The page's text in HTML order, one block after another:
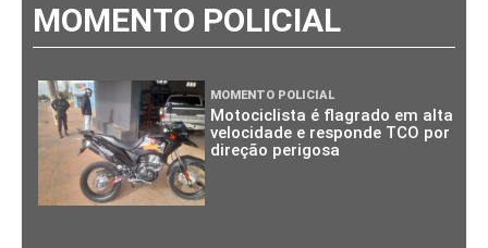
MOMENTO POLICIAL
MOMENTO POLICIAL
Motociclista é flagrado em alta
velocidade e responde TCO por
direção perigosa